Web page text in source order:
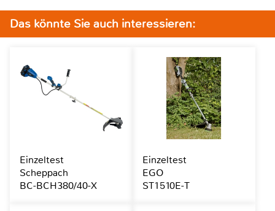
Das könnte Sie auch interessieren:
Einzeltest
Scheppach
BC-BCH380/40-X
Einzeltest
EGO
ST1510E-T